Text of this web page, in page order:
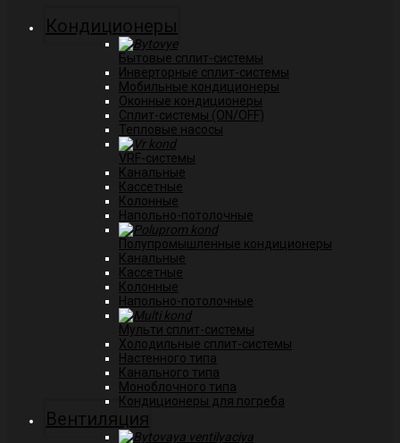
Кондиционеры
Бытовые сплит-системы
Инверторные сплит-системы
Мобильные кондиционеры
Оконные кондиционеры
Сплит-системы (ON/OFF)
Тепловые насосы
VRF-системы
Канальные
Касcетные
Колонные
Напольно-потолочные
Полупромышленные кондиционеры
Канальные
Кассетные
Колонные
Напольно-потолочные
Мульти сплит-системы
Холодильные сплит-системы
Настенного типа
Канального типа
Моноблочного типа
Кондиционеры для погреба
Вентиляция